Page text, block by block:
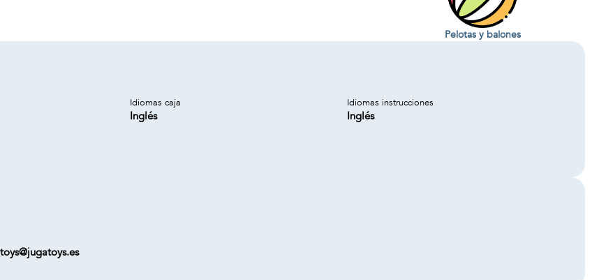
Pelotas y balones
Idiomas caja
Inglés
Idiomas instrucciones
Inglés